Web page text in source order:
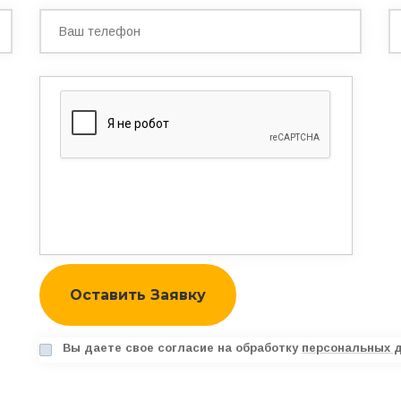
Вы даете свое согласие на обработку персональных
Вывоз и утилизация